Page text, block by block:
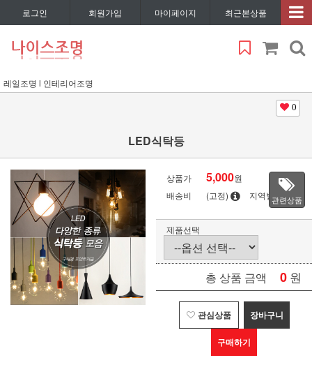
로그인 회원가입 마이페이지 최근본상품
레일조명 l 인테리어조명
0
LED식탁등
상품가 5,000원
배송비
(고정) 지역별관련상품
제품선택
총 상품 금액 0 원
관심상품 장바구니
구매하기